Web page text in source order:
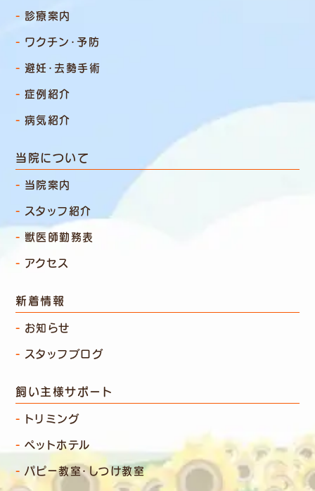
診療案内
ワクチン・予防
避妊・去勢手術
症例紹介
病気紹介
当院について
当院案内
スタッフ紹介
獣医師勤務表
アクセス
新着情報
お知らせ
スタッフブログ
飼い主様サポート
トリミング
ペットホテル
パピー教室・しつけ教室